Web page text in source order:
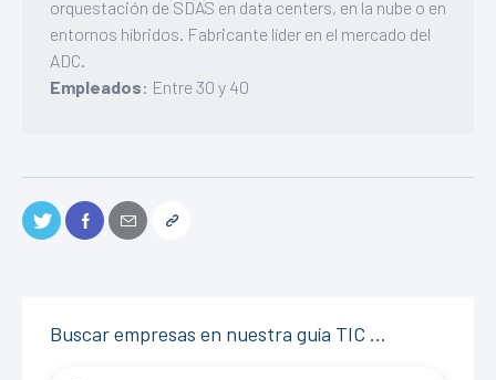
orquestación de SDAS en data centers, en la nube o en
entornos híbridos. Fabricante líder en el mercado del
ADC.
Empleados: Entre 30 y 40
Buscar empresas en nuestra guía TIC …